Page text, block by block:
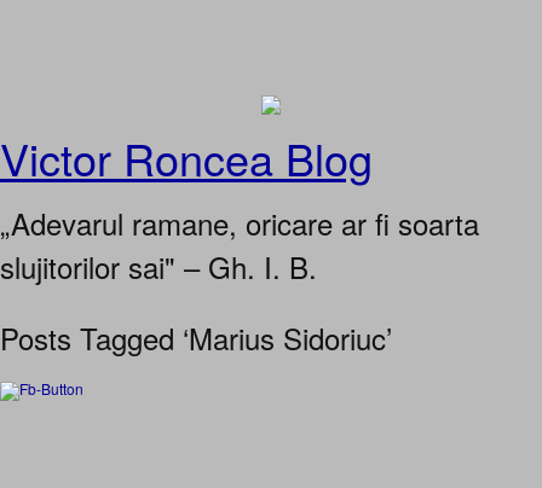
Victor Roncea Blog
„Adevarul ramane, oricare ar fi soarta
slujitorilor sai" – Gh. I. B.
Posts Tagged ‘Marius Sidoriuc’